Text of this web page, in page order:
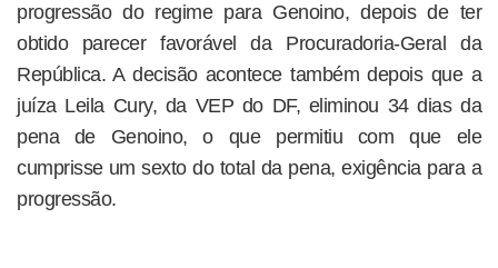
progressão do regime para Genoino, depois de ter
obtido parecer favorável da Procuradoria-Geral da
República. A decisão acontece também depois que a
juíza Leila Cury, da VEP do DF, eliminou 34 dias da
pena de Genoino, o que permitiu com que ele
cumprisse um sexto do total da pena, exigência para a
progressão.